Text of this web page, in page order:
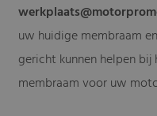
uw huidige membraam
gericht kunnen helpen
membraam voor uw